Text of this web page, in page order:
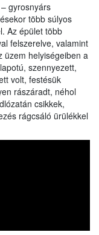
gyrosnyárs
több súlyos
Az épület több
felszerelve, valamint
üzem helyiségeiben a
szennyezett,
volt, festésük
rászáradt, néhol
csikkek,
rágcsáló ürülékkel